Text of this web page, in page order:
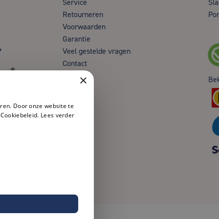
Service
Retourneren
Voorwaarden
Garantie
Veel gestelde vragen
Contact
×
Door onze website te
Lees verder